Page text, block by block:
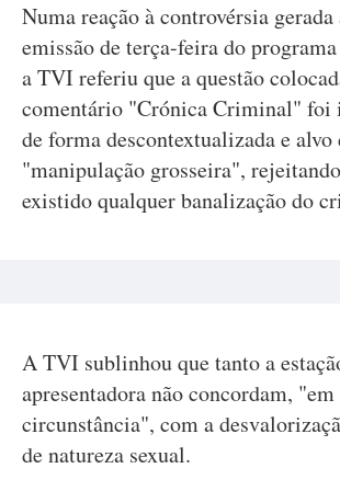
Numa reação à controvérsia gerada
emissão de terça-feira do
a TVI referiu que a questão
comentário "Crónica Criminal" foi
de forma descontextualizada e alvo
"manipulação grosseira",
existido qualquer banalização do
A TVI sublinhou que tanto a
apresentadora não concordam,
circunstância", com a
de natureza sexual.